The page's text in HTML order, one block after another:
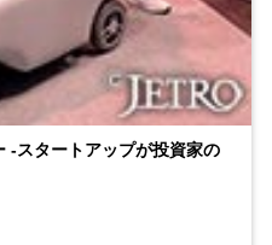
‐スタートアップが投資家の